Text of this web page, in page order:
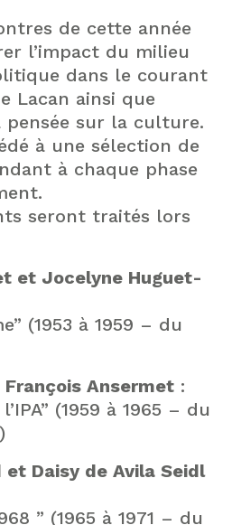
de cette année
l’impact du milieu
dans le courant
Lacan ainsi que
pensée sur la culture.
à une sélection de
à chaque phase
seront traités lors
et Jocelyne Huguet-
(1953 à 1959 – du
Ansermet :
(1959 à 1965 – du
Daisy de Avila Seidl
” (1965 à 1971 – du